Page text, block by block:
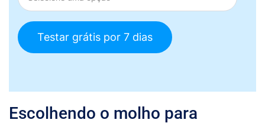
Testar grátis por 7 dias
Escolhendo o molho para